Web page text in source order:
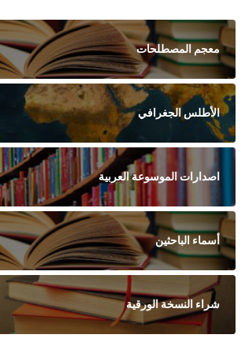
معجم المصطلحات
الأطلس الجغرافي
اصدارات الموسوعة العربية
أسماء الباحثين
شراء النسخة الورقية